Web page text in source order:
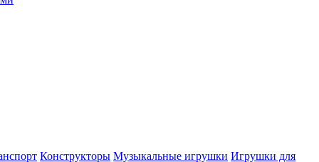
Конструкторы Музыкальные игрушки Игрушки для